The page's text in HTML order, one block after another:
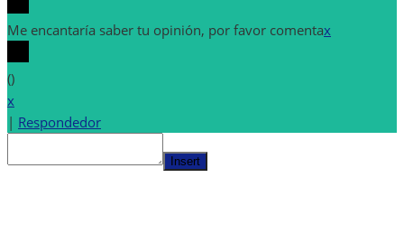
Me encantaría saber tu opinión, por favor comentax
()
x
| Respondedor
Insert